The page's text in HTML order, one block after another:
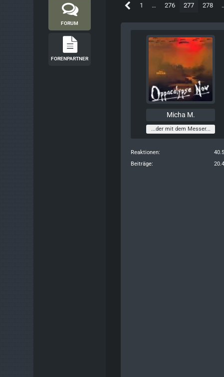
FORUM
FORENPARTNER
1 … 276 277 278
Micha M.
...der mit dem Messer...
Reaktionen
Beiträge